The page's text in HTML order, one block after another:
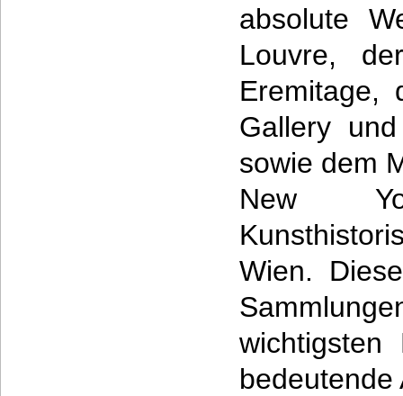
absolute
Louvre,
Eremitage,
Gallery
sowie dem
New
Wien.
bedeutende